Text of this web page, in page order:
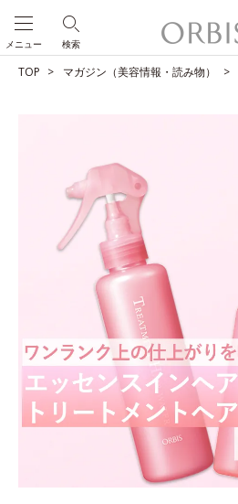
検索
メニュー
TOP マガジン（美容情報・読み物）